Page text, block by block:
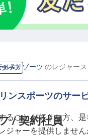
、働きやすい環境】
なことを活かし、施
お客様にとってより
でしょう。
ど、嬉しい福利厚生
タッフ
/ 契約社員
ル&リゾーツ のレジャー
ンスポーツのサー
ることが好きな方、
ジャーを提供しませ